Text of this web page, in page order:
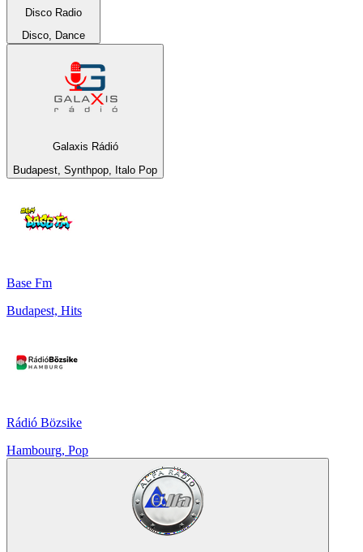
Disco Radio
Disco, Dance
Galaxis Rádió
Budapest, Synthpop, Italo Pop
Base Fm
Budapest, Hits
Rádió Bözsike
Hambourg, Pop